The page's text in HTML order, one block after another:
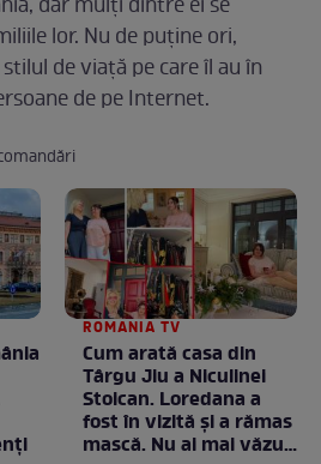
dar mulți dintre ei se
lor. Nu de puține ori,
de viață pe care îl au în
de pe Internet.
ROMANIA TV
Cum arată casa din
Târgu Jiu a Niculinei
Stoican. Loredana a
fost în vizită și a rămas
mască. Nu ai mai văzut